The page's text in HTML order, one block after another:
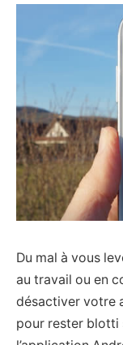
Du mal à vous
au travail ou en
désactiver votre
pour rester blotti